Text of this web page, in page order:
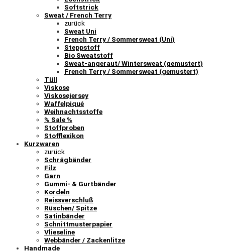
Softstrick
Sweat / French Terry
zurück
Sweat Uni
French Terry / Sommersweat (Uni)
Steppstoff
Bio Sweatstoff
Sweat-angeraut/ Wintersweat (gemustert)
French Terry / Sommersweat (gemustert)
Tüll
Viskose
Viskosejersey
Waffelpiqué
Weihnachtsstoffe
% Sale %
Stoffproben
Stofflexikon
Kurzwaren
zurück
Schrägbänder
Filz
Garn
Gummi- & Gurtbänder
Kordeln
Reissverschluß
Rüschen/ Spitze
Satinbänder
Schnittmusterpapier
Vlieseline
Webbänder / Zackenlitze
Handmade